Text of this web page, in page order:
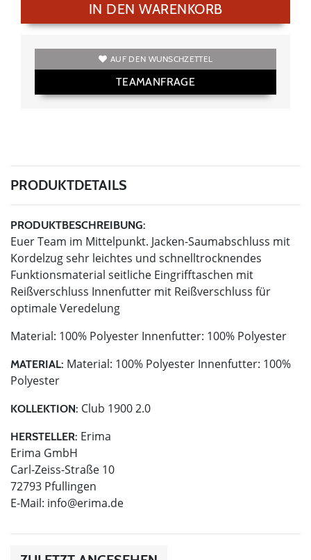
IN DEN WARENKORB
AUF DEN WUNSCHZETTEL
TEAMANFRAGE
PRODUKTDETAILS
PRODUKTBESCHREIBUNG:
Euer Team im Mittelpunkt. Jacken-Saumabschluss mit
Kordelzug sehr leichtes und schnelltrocknendes
Funktionsmaterial seitliche Eingrifftaschen mit
Reißverschluss Innenfutter mit Reißverschluss für
optimale Veredelung
Material: 100% Polyester Innenfutter: 100% Polyester
MATERIAL: Material: 100% Polyester Innenfutter: 100%
Polyester
KOLLEKTION: Club 1900 2.0
HERSTELLER: Erima
Erima GmbH
Carl-Zeiss-Straße 10
72793 Pfullingen
E-Mail: info@erima.de